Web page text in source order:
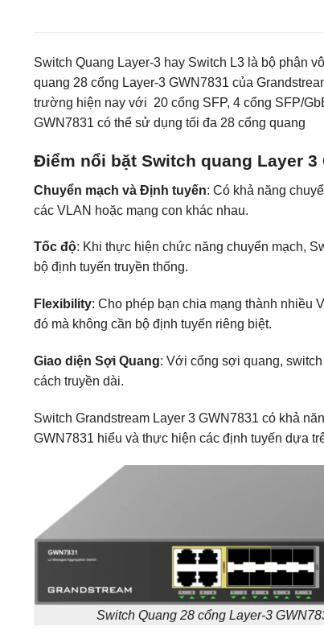
Switch Quang Layer-3 hay Switch L3 là bộ phận
quang 28 cổng Layer-3 GWN7831 của
trường hiện nay với 20 cổng SFP, 4 cổng SFP/
GWN7831 có thể sử dụng tối đa 28 cổng quang
Điểm nổi bặt Switch quang Layer 3
Chuyển mạch và Định tuyến: Có khả năng
các VLAN hoặc mạng con khác nhau.
Tốc độ: Khi thực hiện chức năng chuyển mạch,
bộ định tuyến truyền thống.
Flexibility: Cho phép bạn chia mạng thành nhiều
đó mà không cần bộ định tuyến riêng biệt.
Giao diện Sợi Quang: Với cổng sợi quang,
cách truyền dài.
Switch Grandstream Layer 3 GWN7831 có khả
GWN7831 hiểu và thực hiện các định tuyến dựa
Switch Quang 28 cổng Layer-3